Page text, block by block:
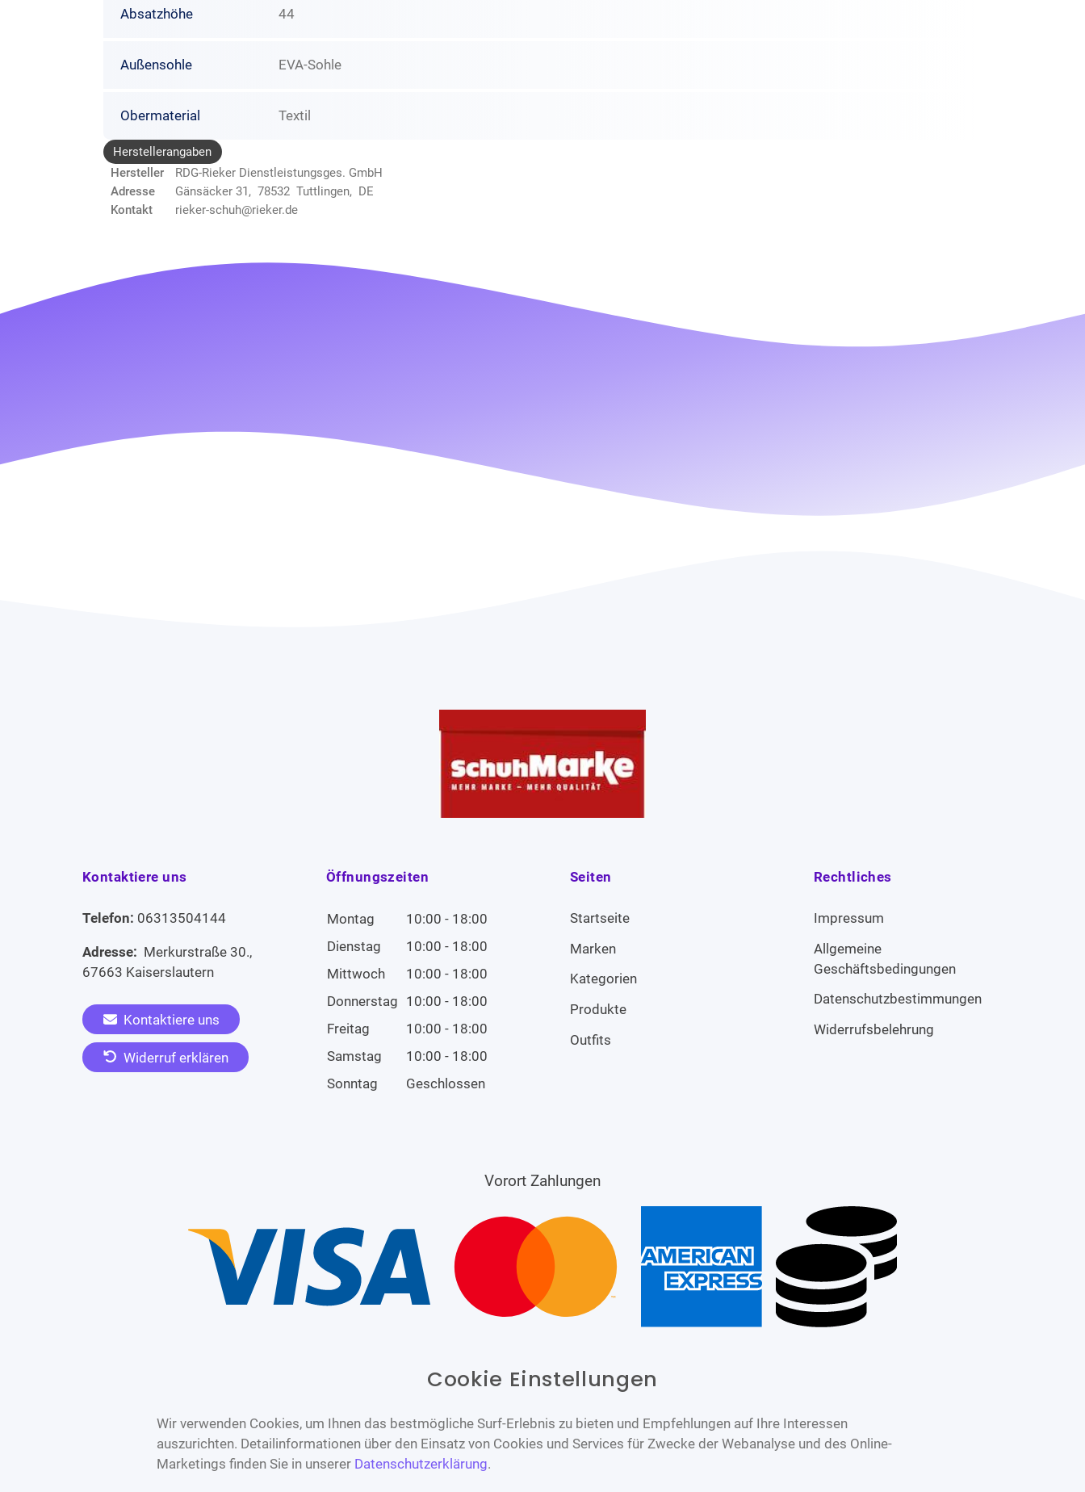
Absatzhöhe 44
Außensohle EVA-Sohle
Obermaterial Textil
Herstellerangaben
Hersteller
RDG-Rieker Dienstleistungsges. GmbH
Adresse
Gänsäcker 31, 78532 Tuttlingen, DE
Kontakt
rieker-schuh@rieker.de
Kontaktiere uns
Telefon: 06313504144
Adresse: Merkurstraße 30.,
67663 Kaiserslautern
Kontaktiere uns
Widerruf erklären
Öffnungszeiten
Montag
10:00 - 18:00
Dienstag
10:00 - 18:00
Mittwoch
10:00 - 18:00
Donnerstag 10:00 - 18:00
Freitag
10:00 - 18:00
Samstag
10:00 - 18:00
Sonntag
Geschlossen
Seiten
Startseite
Marken
Kategorien
Produkte
Outfits
Rechtliches
Impressum
Allgemeine
Geschäftsbedingungen
Datenschutzbestimmungen
Widerrufsbelehrung
Vorort Zahlungen
Cookie Einstellungen
Wir verwenden Cookies, um Ihnen das bestmögliche Surf-Erlebnis zu bieten und Empfehlungen auf Ihre Interessen
auszurichten. Detailinformationen über den Einsatz von Cookies und Services für Zwecke der Webanalyse und des Online-
Marketings finden Sie in unserer Datenschutzerklärung.